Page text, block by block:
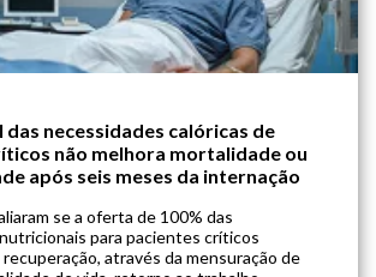
necessidades calóricas de
não melhora mortalidade ou
após seis meses da internação
se a oferta de 100% das
para pacientes críticos
através da mensuração de